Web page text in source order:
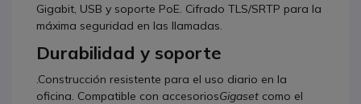
Gigabit, USB y soporte PoE. Cifrado TLS/SRTP para la
máxima seguridad en las llamadas.
Durabilidad y soporte
.Construcción resistente para el uso diario en la
oficina. Compatible con accesoriosGigaset como el